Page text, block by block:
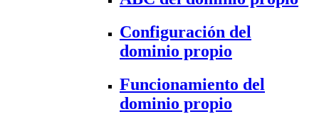
Configuración del
dominio propio
Funcionamiento del
dominio propio